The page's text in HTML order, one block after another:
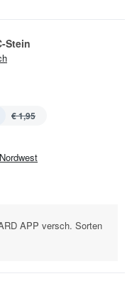
Stein
€ 1,95
APP versch. Sorten